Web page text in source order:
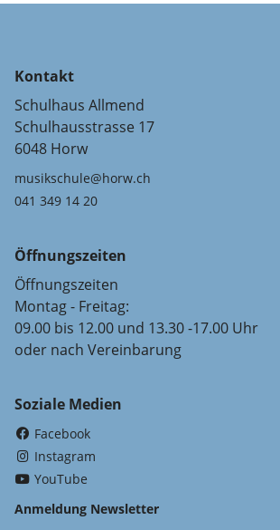
Kontakt
Schulhaus Allmend
Schulhausstrasse 17
6048 Horw
musikschule@horw.ch
041 349 14 20
Öffnungszeiten
Öffnungszeiten
Montag - Freitag:
09.00 bis 12.00 und 13.30 -17.00 Uhr
oder nach Vereinbarung
Soziale Medien
Facebook
Instagram
YouTube
Anmeldung Newsletter